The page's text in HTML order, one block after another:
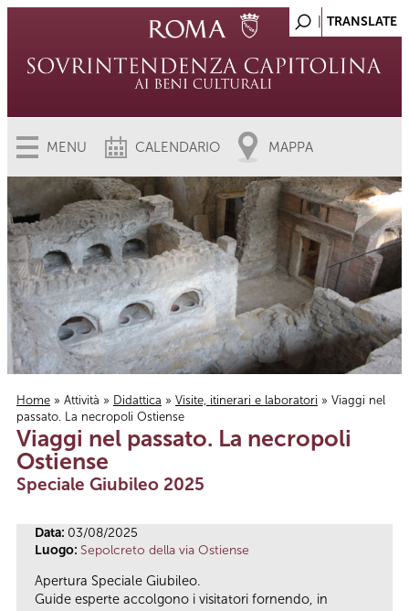
MENU CALENDARIO MAPPA
Tu sei qui
Home » Attività » Didattica » Visite, itinerari e laboratori » Viaggi nel
passato. La necropoli Ostiense
Viaggi nel passato. La necropoli
Ostiense
Speciale Giubileo 2025
Data: 03/08/2025
Luogo: Sepolcreto della via Ostiense
Apertura Speciale Giubileo.
Guide esperte accolgono i visitatori fornendo, in